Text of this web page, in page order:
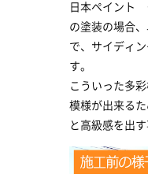
日本ペイント
の塗装の場合
で、サイディ
す。
こういった多
模様が出来る
と高級感を出す